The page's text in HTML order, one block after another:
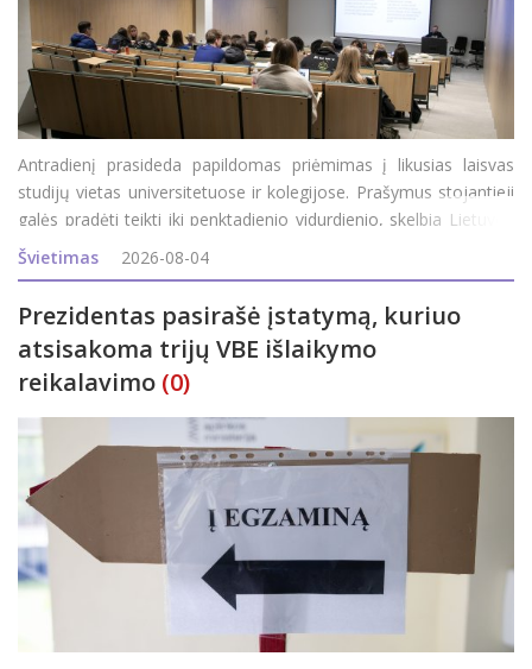
Antradienį prasideda papildomas priėmimas į likusias laisvas
studijų vietas universitetuose ir kolegijose. Prašymus stojantieji
galės pradėti teikti iki penktadienio vidurdienio, skelbia Lietuvos
aukštųjų mokyklų asociacija bendrajam priėmimui organizuoti
(LAMABPO). Į valstybės finan
Švietimas 2026-08-04
Prezidentas pasirašė įstatymą, kuriuo
atsisakoma trijų VBE išlaikymo
reikalavimo (0)